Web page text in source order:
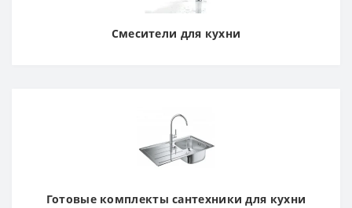
Смесители для кухни
Готовые комплекты сантехники для кухни